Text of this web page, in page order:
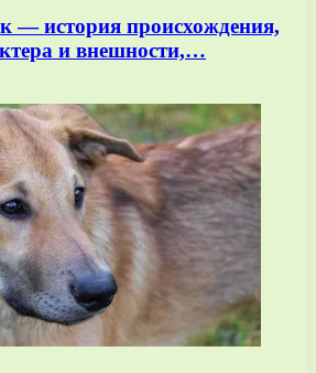
— история происхождения,
и внешности,…